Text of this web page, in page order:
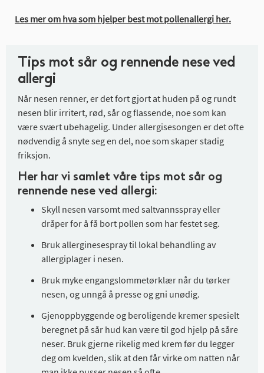
Les mer om hva som hjelper best mot pollenallergi her.
Tips mot sår og rennende nese ved
allergi
Når nesen renner, er det fort gjort at huden på og rundt
nesen blir irritert, rød, sår og flassende, noe som kan
være svært ubehagelig. Under allergisesongen er det ofte
nødvendig å snyte seg en del, noe som skaper stadig
friksjon.
Her har vi samlet våre tips mot sår og
rennende nese ved allergi:
Skyll nesen varsomt med saltvannsspray eller
dråper for å få bort pollen som har festet seg.
Bruk allerginesespray til lokal behandling av
allergiplager i nesen.
Bruk myke engangslommetørklær når du tørker
nesen, og unngå å presse og gni unødig.
Gjenoppbyggende og beroligende kremer spesielt
beregnet på sår hud kan være til god hjelp på såre
neser. Bruk gjerne rikelig med krem før du legger
deg om kvelden, slik at den får virke om natten når